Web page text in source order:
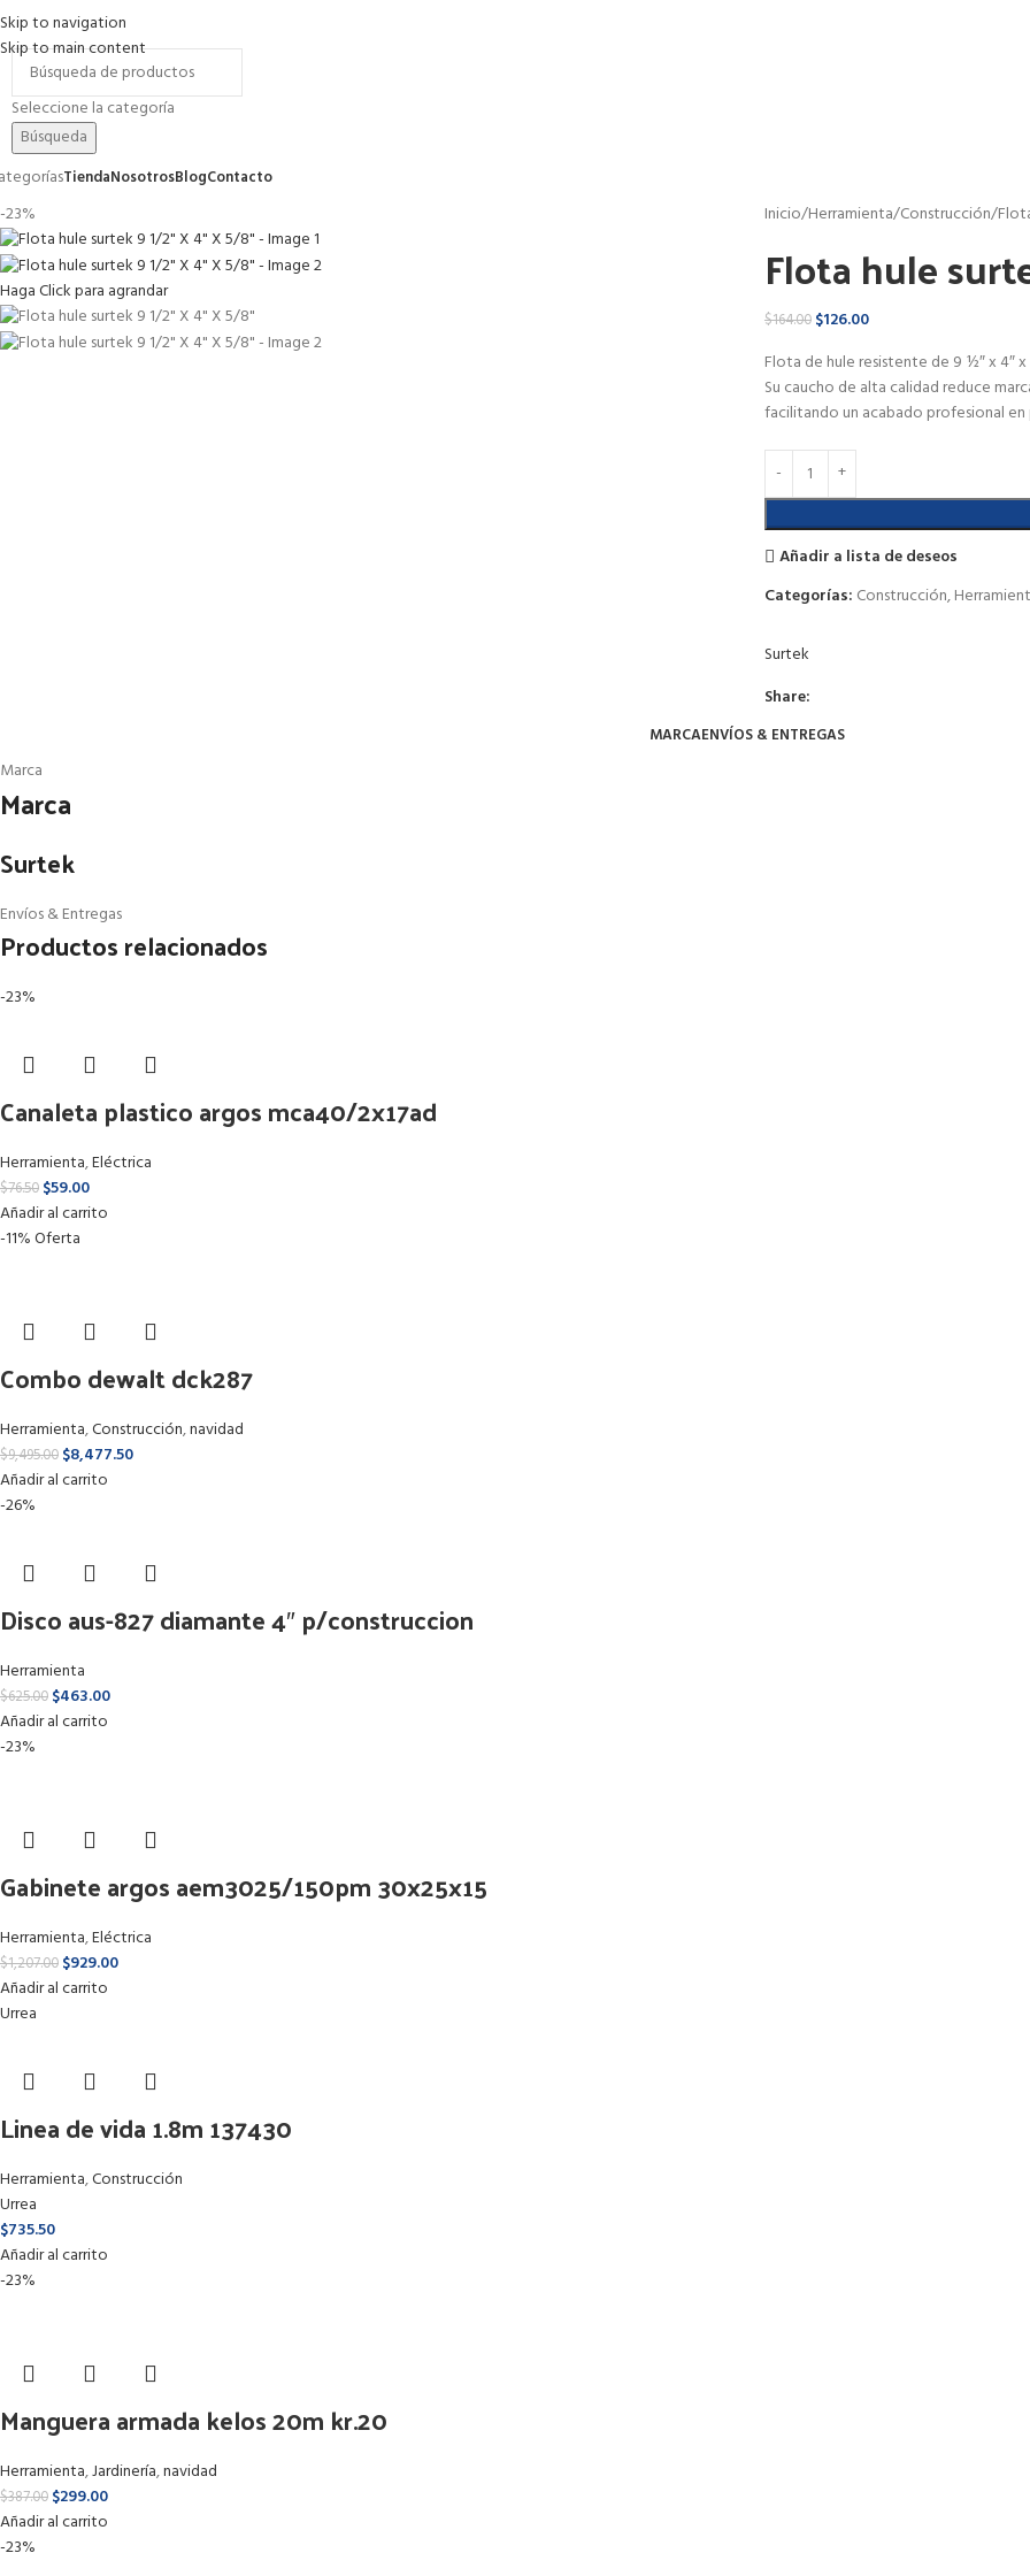
Skip to navigation
Skip to main content
ContactoFAQs
Seleccione la categoría
Búsqueda
TiendaNosotrosBlogContacto
-23%
Haga Click para agrandar
Inicio Herramienta Construcción
Flota hule
$164.00 $126.00
Flota de hule resistente de 9 ½″ x 4″
Su caucho de alta calidad reduce
facilitando un acabado profesional en
Añadir a lista de deseos
Categorías: Construcción,
Surtek
Share:
MARCAENVÍOS & ENTREGAS
Marca
Marca
Surtek
Envíos & Entregas
Productos relacionados
-23%
Canaleta plastico argos mca40/2x17ad
Herramienta,Eléctrica
$76.50 $59.00
Añadir al carrito
-11%Oferta
Combo dewalt dck287
Herramienta,Construcción,navidad
$9,495.00 $8,477.50
Añadir al carrito
-26%
Disco aus-827 diamante 4″ p/construccion
Herramienta
$625.00 $463.00
Añadir al carrito
-23%
Gabinete argos aem3025/150pm 30x25x15
Herramienta,Eléctrica
$1,207.00 $929.00
Añadir al carrito
Urrea
Linea de vida 1.8m 137430
Herramienta,Construcción
Urrea
$735.50
Añadir al carrito
-23%
Manguera armada kelos 20m kr.20
Herramienta,Jardinería,navidad
$387.00 $299.00
Añadir al carrito
-23%